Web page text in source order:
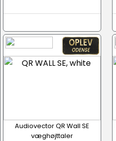
Audiovector QR Wall SE
væghøjttaler